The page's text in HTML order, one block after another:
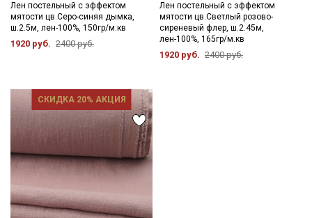
Лен постельный с эффектом
мятости цв.Серо-синяя дымка,
ш.2.5м, лен-100%, 150гр/м.кв
1920 руб. 2400 руб.
Лен постельный с эффектом
мятости цв.Светлый розово-
сиреневый флер, ш.2.45м,
лен-100%, 165гр/м.кв
1920 руб. 2400 руб.
СКИДКА 20% АКЦИЯ
Электронная почта
Ознакомлен(а) с Политикой обработки персональных
и даю
Согласие на обработку персональных
данных
ДаюСогласие на получение рекламных и
информационных рассылок